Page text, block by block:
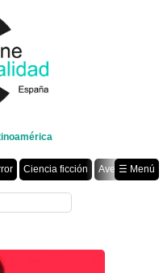
Ciencia ficción
Aventura
Animación Crimen
☰ Menú